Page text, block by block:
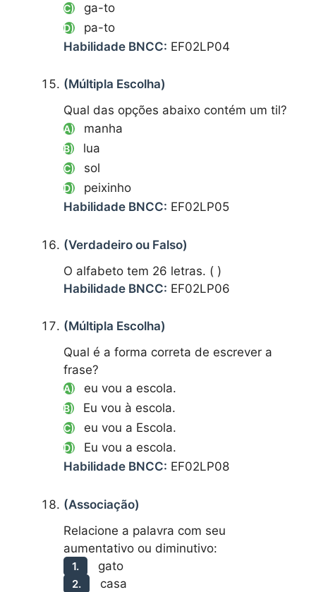
C) ga-to
D)
pa-to
Habilidade BNCC: EF02LP04
(Múltipla Escolha)
Qual das opções abaixo contém um til?
A) manha
B) lua
C) sol
D)
peixinho
Habilidade BNCC: EF02LP05
(Verdadeiro ou Falso)
O alfabeto tem 26 letras. ( )
Habilidade BNCC: EF02LP06
(Múltipla Escolha)
Qual é a forma correta de escrever a
frase?
A) eu vou a escola.
B) Eu vou à escola.
C) eu vou a Escola.
D)
Eu vou a escola.
Habilidade BNCC: EF02LP08
(Associação)
Relacione a palavra com seu
aumentativo ou diminutivo:
1. gato
2. casa